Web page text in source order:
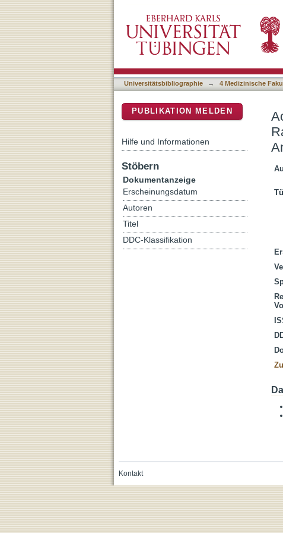
Experiment on the
Universitätsbibliographie → 4 Medizinische
PUBLIKATION MELDEN
Hilfe und Informationen
Stöbern
Dokumentanzeige
Erscheinungsdatum
Autoren
Titel
DDC-Klassifikation
Kontakt